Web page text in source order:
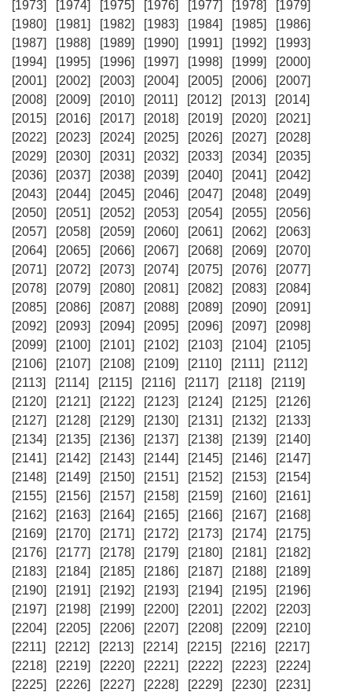
[1973] [1974] [1975] [1976] [1977] [1978]
[1979]
[1980]
[1981] [1982] [1983] [1984] [1985]
[1986]
[1987]
[1988] [1989] [1990] [1991] [1992]
[1993]
[1994]
[1995] [1996] [1997] [1998] [1999]
[2000]
[2001]
[2002] [2003] [2004] [2005] [2006]
[2007]
[2008]
[2009] [2010] [2011] [2012] [2013]
[2014]
[2015]
[2016] [2017] [2018] [2019] [2020]
[2021]
[2022]
[2023] [2024] [2025] [2026] [2027]
[2028]
[2029]
[2030] [2031] [2032] [2033] [2034]
[2035]
[2036]
[2037] [2038] [2039] [2040] [2041]
[2042]
[2043]
[2044] [2045] [2046] [2047] [2048]
[2049]
[2050]
[2051] [2052] [2053] [2054] [2055]
[2056]
[2057]
[2058] [2059] [2060] [2061] [2062]
[2063]
[2064]
[2065] [2066] [2067] [2068] [2069]
[2070]
[2071]
[2072] [2073] [2074] [2075] [2076]
[2077]
[2078]
[2079] [2080] [2081] [2082] [2083]
[2084]
[2085]
[2086] [2087] [2088] [2089] [2090]
[2091]
[2092]
[2093] [2094] [2095] [2096] [2097]
[2098]
[2099]
[2100] [2101] [2102] [2103] [2104]
[2105]
[2106]
[2107] [2108] [2109] [2110] [2111]
[2112]
[2113]
[2114] [2115] [2116] [2117] [2118]
[2119]
[2120]
[2121] [2122] [2123] [2124] [2125]
[2126]
[2127]
[2128] [2129] [2130] [2131] [2132]
[2133]
[2134]
[2135] [2136] [2137] [2138] [2139]
[2140]
[2141]
[2142] [2143] [2144] [2145] [2146]
[2147]
[2148]
[2149] [2150] [2151] [2152] [2153]
[2154]
[2155]
[2156] [2157] [2158] [2159] [2160]
[2161]
[2162]
[2163] [2164] [2165] [2166] [2167]
[2168]
[2169]
[2170] [2171] [2172] [2173] [2174]
[2175]
[2176]
[2177] [2178] [2179] [2180] [2181]
[2182]
[2183]
[2184] [2185] [2186] [2187] [2188]
[2189]
[2190]
[2191] [2192] [2193] [2194] [2195]
[2196]
[2197]
[2198] [2199] [2200] [2201] [2202]
[2203]
[2204]
[2205] [2206] [2207] [2208] [2209]
[2210]
[2211]
[2212] [2213] [2214] [2215] [2216]
[2217]
[2218]
[2219] [2220] [2221] [2222] [2223]
[2224]
[2225]
[2226] [2227] [2228] [2229] [2230]
[2231]